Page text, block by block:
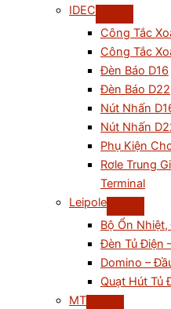
IDEC
Công Tắc
Công Tắc
Đèn Báo D16
Đèn Báo D22
Nút Nhấn
Nút Nhấn
Phụ Kiện
Rơle Trung
Terminal
Leipole
Bộ Ổn
Đèn Tủ Điện
Domino –
Quạt Hút Tủ
MT